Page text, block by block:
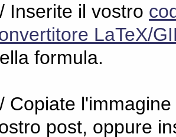
Inserite il vostro
LaTeX/
formula.
Copiate
post, oppure